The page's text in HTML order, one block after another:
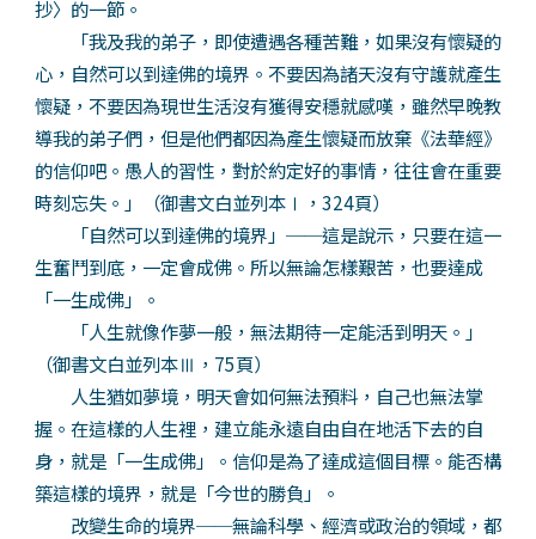
抄〉的一節。
「我及我的弟子，即使遭遇各種苦難，如果沒有懷疑的
心，自然可以到達佛的境界。不要因為諸天沒有守護就產生
懷疑，不要因為現世生活沒有獲得安穩就感嘆，雖然早晚教
導我的弟子們，但是他們都因為產生懷疑而放棄《法華經》
的信仰吧。愚人的習性，對於約定好的事情，往往會在重要
時刻忘失。」（御書文白並列本Ⅰ，324頁）
「自然可以到達佛的境界」──這是說示，只要在這一
生奮鬥到底，一定會成佛。所以無論怎樣艱苦，也要達成
「一生成佛」。
「人生就像作夢一般，無法期待一定能活到明天。」
（御書文白並列本Ⅲ，75頁）
人生猶如夢境，明天會如何無法預料，自己也無法掌
握。在這樣的人生裡，建立能永遠自由自在地活下去的自
身，就是「一生成佛」。信仰是為了達成這個目標。能否構
築這樣的境界，就是「今世的勝負」。
改變生命的境界──無論科學、經濟或政治的領域，都